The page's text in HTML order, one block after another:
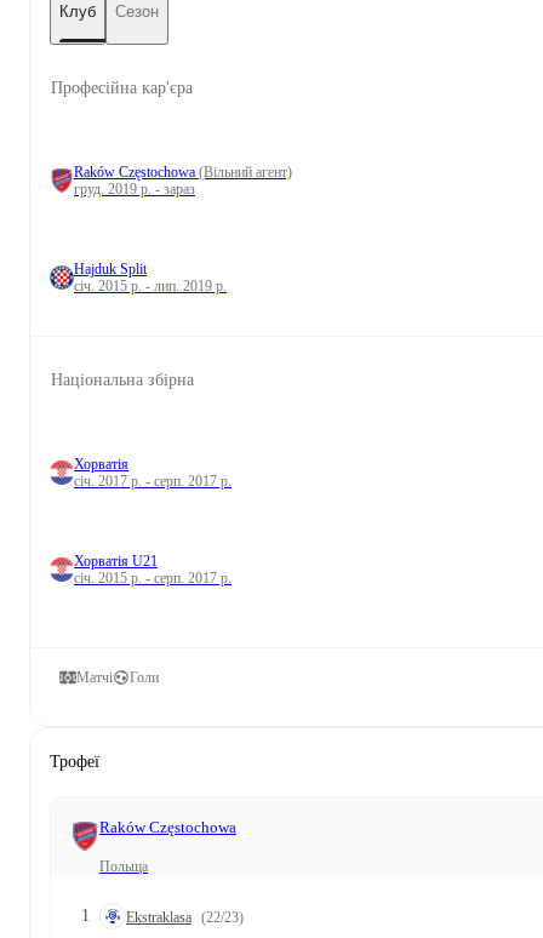
Клуб Сезон
Професійна кар'єра
Raków Częstochowa (Вільний агент)
груд. 2019 р. - зараз
Hajduk Split
січ. 2015 р. - лип. 2019 р.
Національна збірна
Хорватія
січ. 2017 р. - серп. 2017 р.
Хорватія U21
січ. 2015 р. - серп. 2017 р.
Матчі Голи
Трофеї
Raków Częstochowa
Польща
1 Ekstraklasa (22/23)